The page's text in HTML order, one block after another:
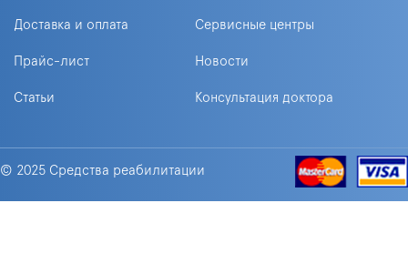
Доставка и оплата Сервисные центры
Прайс-лист Новости
Статьи Консультация доктора
© 2025 Средства реабилитации